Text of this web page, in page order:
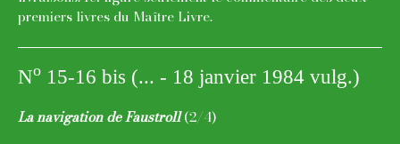
premiers livres du Maître Livre.
No 15-16 bis (... - 18 janvier 1984 vulg.)
La navigation de Faustroll (2/4)